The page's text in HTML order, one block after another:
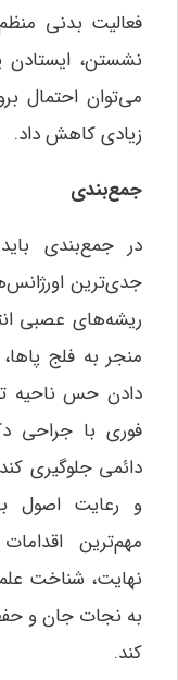
فعالیت بدنی
نشستن، ایستادن
می‌توان احتمال
زیادی کاهش داد.
جمع‌بندی
در جمع‌بندی
جدی‌ترین
ریشه‌های عصبی
منجر به فلج
دادن حس ناحیه
فوری با جراحی
دائمی جلوگیری
و رعایت اصول
مهم‌ترین
نهایت، شناخت
به نجات جان و
کند.